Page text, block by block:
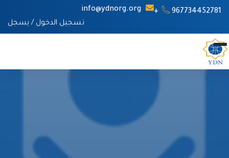
967734452781+
info@ydnorg.org
تسجيل الدخول / يسجل